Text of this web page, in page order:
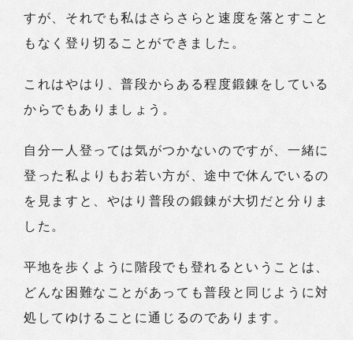
すが、それでも私はさらさらと速度を落とすこと
もなく登り切ることができました。
これはやはり、普段からある程度鍛錬をしている
からでもありましょう。
自分一人登っては気がつかないのですが、一緒に
登った私よりもお若い方が、途中で休んでいるの
を見ますと、やはり普段の鍛錬が大切だと分りま
した。
平地を歩くように階段でも登れるということは、
どんな困難なことがあっても普段と同じように対
処してゆけることに通じるのであります。